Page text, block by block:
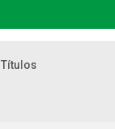
Títulos